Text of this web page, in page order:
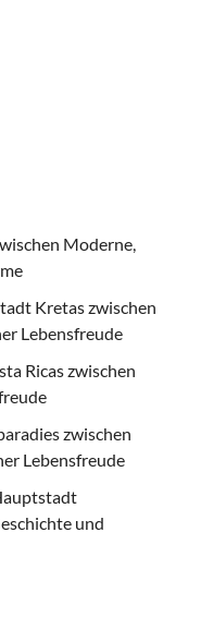
Moderne,
Kretas zwischen
Lebensfreude
Ricas zwischen
zwischen
Lebensfreude
und